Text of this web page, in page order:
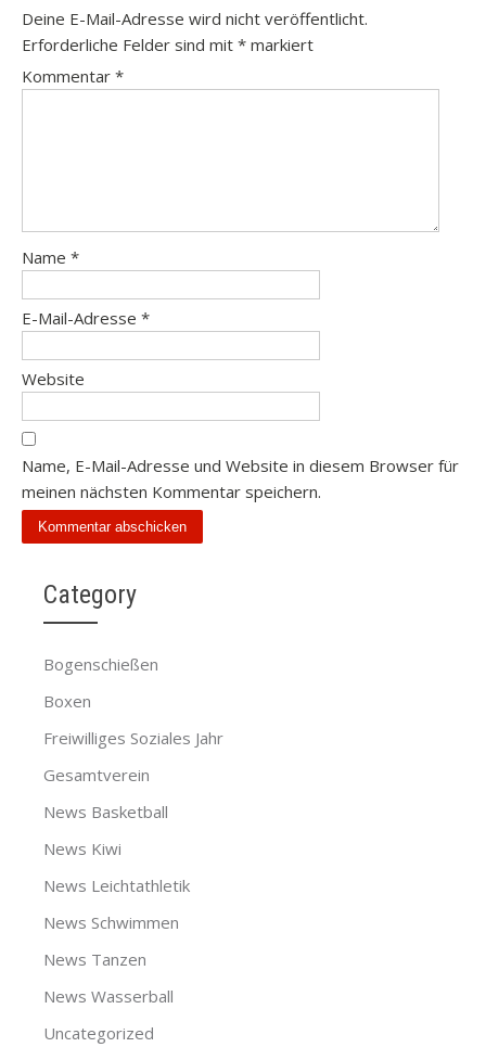
Deine E-Mail-Adresse wird nicht veröffentlicht.
Erforderliche Felder sind mit * markiert
Kommentar *
Name *
E-Mail-Adresse *
Website
Name, E-Mail-Adresse und Website in diesem Browser für
meinen nächsten Kommentar speichern.
Category
Bogenschießen
Boxen
Freiwilliges Soziales Jahr
Gesamtverein
News Basketball
News Kiwi
News Leichtathletik
News Schwimmen
News Tanzen
News Wasserball
Uncategorized